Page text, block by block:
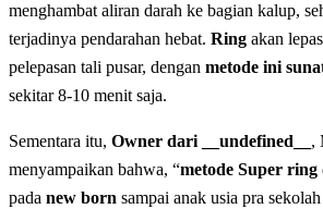
menghambat aliran darah ke bagian kalup,
terjadinya pendarahan hebat. Ring akan
pelepasan tali pusar, dengan metode ini
sekitar 8-10 menit saja.
Sementara itu, Owner dari __undefined__ ,
menyampaikan bahwa, “metode Super ring
pada new born sampai anak usia pra